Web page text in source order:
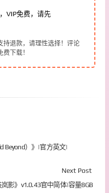
VIP免费，请先
持退款，请理性选择！评论
下载！
Beyond）》|官方英文|
Next Post
岚影》v1.0.43官中简体|容量8GB